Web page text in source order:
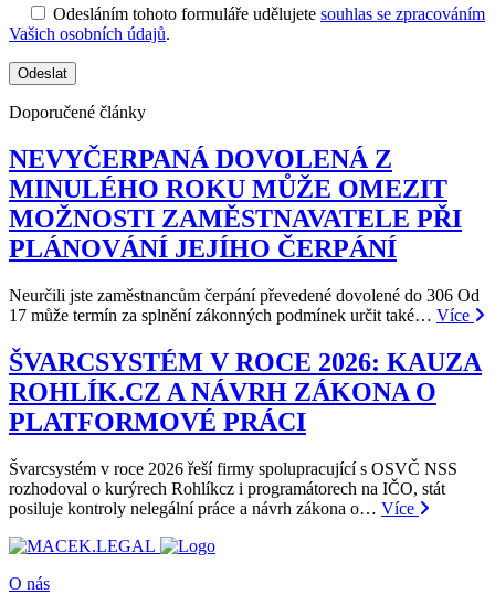
Odesláním tohoto formuláře udělujete souhlas se zpracováním
Vašich osobních údajů.
Doporučené články
NEVYČERPANÁ DOVOLENÁ Z
MINULÉHO ROKU MŮŽE OMEZIT
MOŽNOSTI ZAMĚSTNAVATELE PŘI
PLÁNOVÁNÍ JEJÍHO ČERPÁNÍ
Neurčili jste zaměstnancům čerpání převedené dovolené do 306 Od
17 může termín za splnění zákonných podmínek určit také… Více
ŠVARCSYSTÉM V ROCE 2026: KAUZA
ROHLÍK.CZ A NÁVRH ZÁKONA O
PLATFORMOVÉ PRÁCI
Švarcsystém v roce 2026 řeší firmy spolupracující s OSVČ NSS
rozhodoval o kurýrech Rohlíkcz i programátorech na IČO, stát
posiluje kontroly nelegální práce a návrh zákona o… Více
O nás